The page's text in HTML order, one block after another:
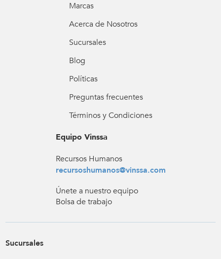
Marcas
Acerca de Nosotros
Sucursales
Blog
Políticas
Preguntas frecuentes
Términos y Condiciones
Equipo Vinssa
Recursos Humanos
recursoshumanos@vinssa.com
Únete a nuestro equipo
Bolsa de trabajo
Sucursales